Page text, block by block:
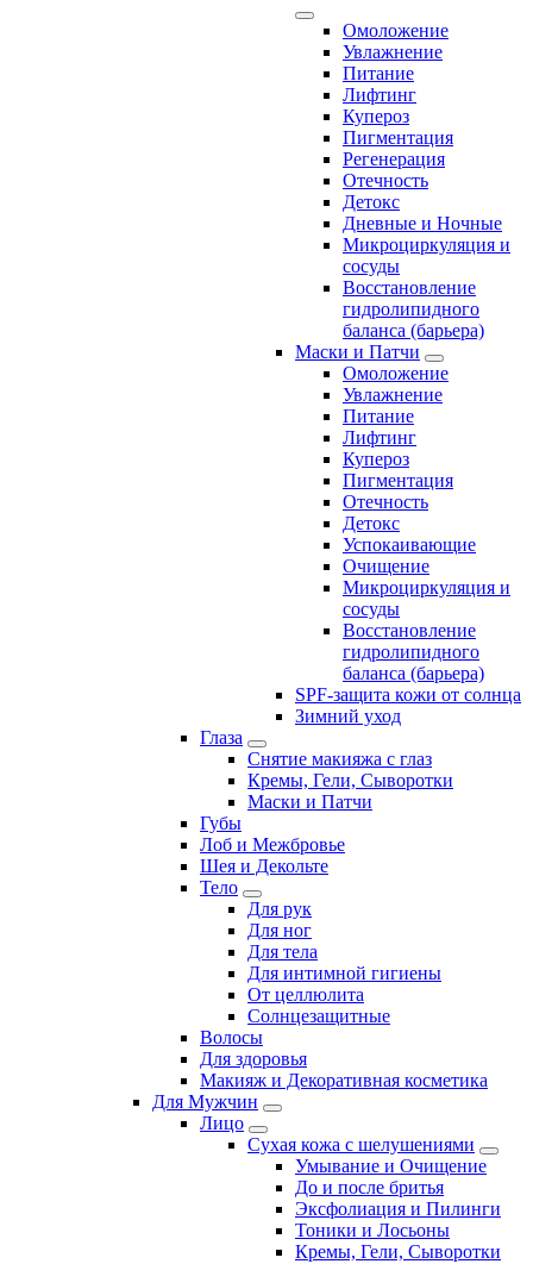
Омоложение
Увлажнение
Питание
Лифтинг
Купероз
Пигментация
Регенерация
Отечность
Детокс
Дневные и Ночные
Микроциркуляция и
сосуды
Восстановление
гидролипидного
баланса (барьера)
Маски и Патчи
Омоложение
Увлажнение
Питание
Лифтинг
Купероз
Пигментация
Отечность
Детокс
Успокаивающие
Очищение
Микроциркуляция и
сосуды
Восстановление
гидролипидного
баланса (барьера)
SPF-защита кожи от солнца
Зимний уход
Глаза
Снятие макияжа с глаз
Кремы, Гели, Сыворотки
Маски и Патчи
Губы
Лоб и Межбровье
Шея и Декольте
Тело
Для рук
Для ног
Для тела
Для интимной гигиены
От целлюлита
Солнцезащитные
Волосы
Для здоровья
Макияж и Декоративная косметика
Для Мужчин
Лицо
Сухая кожа с шелушениями
Умывание и Очищение
До и после бритья
Эксфолиация и Пилинги
Тоники и Лосьоны
Кремы, Гели, Сыворотки